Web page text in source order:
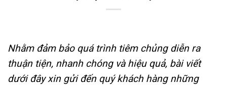
Nhằm đảm bảo quá trình tiêm chủng diễn ra
thuận tiện, nhanh chóng và hiệu quả, bài viết
dưới đây xin gửi đến quý khách hàng những